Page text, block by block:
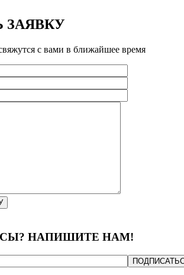
ЗАЯВКУ
с вами в ближайшее время
НАПИШИТЕ НАМ!